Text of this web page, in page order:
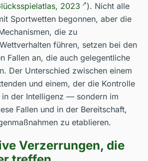
2023
). Nicht alle
Sportwetten begonnen, aber die
die zu
führen, setzen bei den
Fallen an, die auch gelegentliche
Der Unterschied zwischen einem
und einem, der die Kontrolle
der Intelligenz — sondern im
Fallen und in der Bereitschaft,
zu etablieren.
Verzerrungen, die